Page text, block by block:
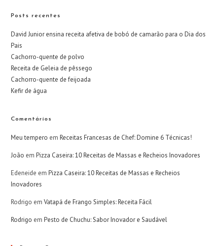
Posts recentes
David Junior ensina receita afetiva de bobó de camarão para o Dia dos
Pais
Cachorro-quente de polvo
Receita de Geleia de pêssego
Cachorro-quente de feijoada
Kefir de água
Comentários
Meu tempero emReceitas Francesas de Chef: Domine 6 Técnicas!
João emPizza Caseira: 10 Receitas de Massas e Recheios Inovadores
Edeneide emPizza Caseira: 10 Receitas de Massas e Recheios
Inovadores
Rodrigo emVatapá de Frango Simples: Receita Fácil
Rodrigo emPesto de Chuchu: Sabor Inovador e Saudável